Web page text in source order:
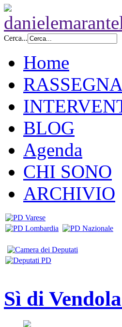
Cerca...
Home
BLOG
Agenda
CHI SONO
ARCHIVIO
Sì di